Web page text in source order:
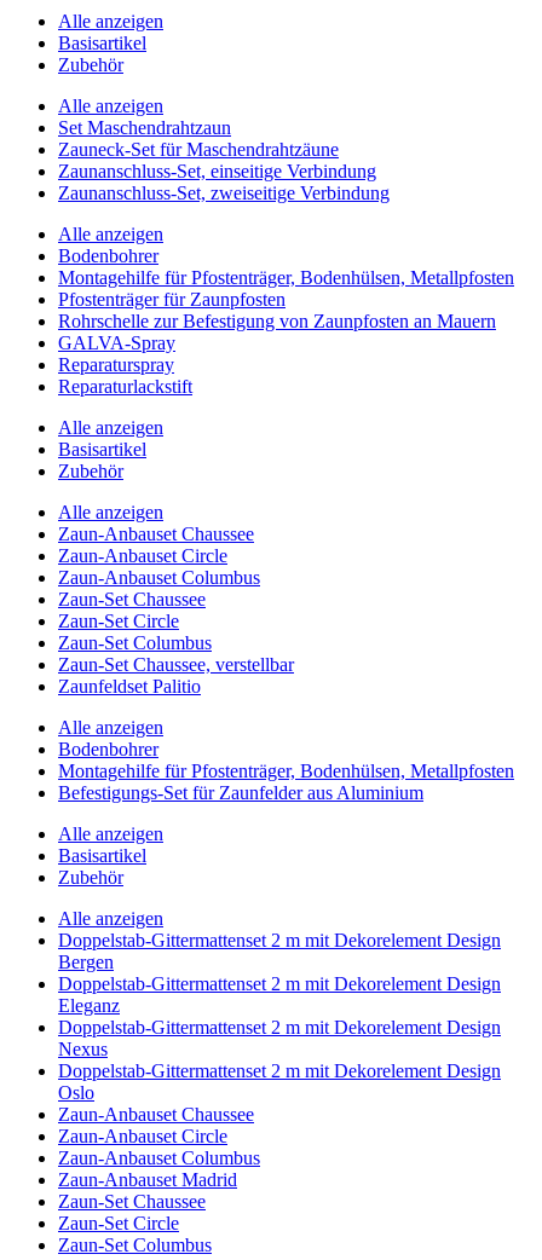
Alle anzeigen
Basisartikel
Zubehör
Alle anzeigen
Set Maschendrahtzaun
Zauneck-Set für Maschendrahtzäune
Zaunanschluss-Set, einseitige Verbindung
Zaunanschluss-Set, zweiseitige Verbindung
Alle anzeigen
Bodenbohrer
Montagehilfe für Pfostenträger, Bodenhülsen, Metallpfosten
Pfostenträger für Zaunpfosten
Rohrschelle zur Befestigung von Zaunpfosten an Mauern
GALVA-Spray
Reparaturspray
Reparaturlackstift
Alle anzeigen
Basisartikel
Zubehör
Alle anzeigen
Zaun-Anbauset Chaussee
Zaun-Anbauset Circle
Zaun-Anbauset Columbus
Zaun-Set Chaussee
Zaun-Set Circle
Zaun-Set Columbus
Zaun-Set Chaussee, verstellbar
Zaunfeldset Palitio
Alle anzeigen
Bodenbohrer
Montagehilfe für Pfostenträger, Bodenhülsen, Metallpfosten
Befestigungs-Set für Zaunfelder aus Aluminium
Alle anzeigen
Basisartikel
Zubehör
Alle anzeigen
Doppelstab-Gittermattenset 2 m mit Dekorelement Design
Bergen
Doppelstab-Gittermattenset 2 m mit Dekorelement Design
Eleganz
Doppelstab-Gittermattenset 2 m mit Dekorelement Design
Nexus
Doppelstab-Gittermattenset 2 m mit Dekorelement Design
Oslo
Zaun-Anbauset Chaussee
Zaun-Anbauset Circle
Zaun-Anbauset Columbus
Zaun-Anbauset Madrid
Zaun-Set Chaussee
Zaun-Set Circle
Zaun-Set Columbus